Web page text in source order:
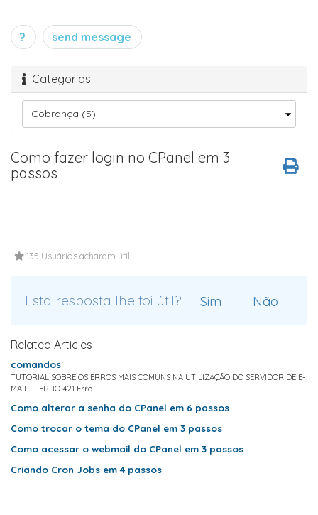
? send message
Categorias
Como fazer login no CPanel em 3
passos
135 Usuários acharam útil
Esta resposta lhe foi útil? Sim Não
Related Articles
comandos
TUTORIAL SOBRE OS ERROS MAIS COMUNS NA UTILIZAÇÃO DO SERVIDOR DE E-
MAIL ERRO 421 Erro...
Como alterar a senha do CPanel em 6 passos
Como trocar o tema do CPanel em 3 passos
Como acessar o webmail do CPanel em 3 passos
Criando Cron Jobs em 4 passos